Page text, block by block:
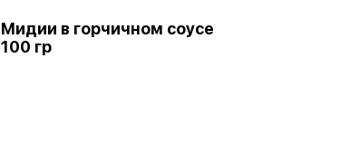
Мидии в горчичном соусе
100 гр